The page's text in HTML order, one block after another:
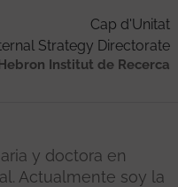
Cap d'Unitat
Strategy Directorate
Institut de Recerca
y doctora en
Actualmente soy la